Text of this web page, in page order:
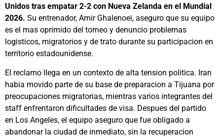
Unidos tras empatar 2-2 con Nueva Zelanda en el Mundial
2026. Su entrenador, Amir Ghalenoei, aseguro que su equipo
es el mas oprimido del torneo y denuncio problemas
logisticos, migratorios y de trato durante su participacion en
territorio estadounidense.
El reclamo llega en un contexto de alta tension politica. Iran
habia movido parte de su base de preparacion a Tijuana por
preocupaciones migratorias, mientras varios integrantes del
staff enfrentaron dificultades de visa. Despues del partido
en Los Angeles, el equipo aseguro que fue obligado a
abandonar la ciudad de inmediato, sin la recuperacion